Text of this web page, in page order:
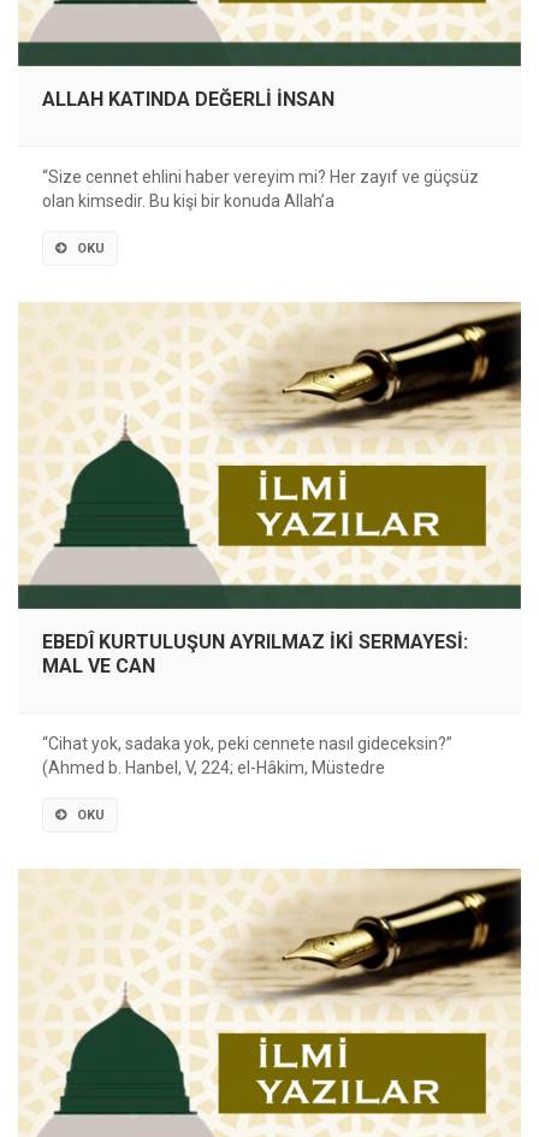
ALLAH KATINDA DEĞERLİ İNSAN
“Size cennet ehlini haber vereyim mi? Her zayıf ve güçsüz
olan kimsedir. Bu kişi bir konuda Allah’a
OKU
EBEDÎ KURTULUŞUN AYRILMAZ İKİ SERMAYESİ:
MAL VE CAN
“Cihat yok, sadaka yok, peki cennete nasıl gideceksin?”
(Ahmed b. Hanbel, V, 224; el-Hâkim, Müstedre
OKU